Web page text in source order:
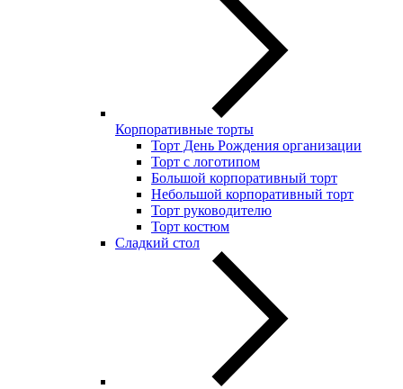
Корпоративные торты
Торт День Рождения организации
Торт с логотипом
Большой корпоративный торт
Небольшой корпоративный торт
Торт руководителю
Торт костюм
Сладкий стол